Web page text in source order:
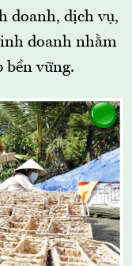
doanh, dịch vụ,
doanh nhằm
bền vững.